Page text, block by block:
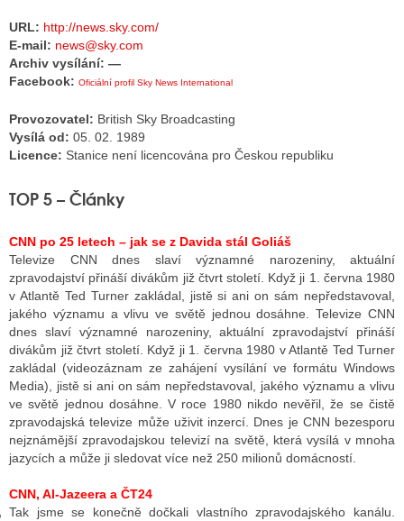
RÁDIA
STRÁNKY RÁDIÍ
STRÁNKY TV
TISK
STÁT BLOGEREM
BLOGERA
DISKUTÉRA NA RADIOTV
STARŠÍCH DISKUZÍ
URL: http://news.sky.com/
E-mail: news@sky.com
Archiv vysílání: —
Facebook: Oficiální profil Sky News International
Provozovatel: British Sky Broadcasting
Vysílá od: 05. 02. 1989
Licence: Stanice není licencována pro Českou republiku
TOP 5 – Články
CNN po 25 letech – jak se z Davida stál Goliáš
Televize CNN dnes slaví významné narozeniny, aktuální
zpravodajství přináší divákům již čtvrt století. Když ji 1. června 1980
v Atlantě Ted Turner zakládal, jistě si ani on sám nepředstavoval,
jakého významu a vlivu ve světě jednou dosáhne. Televize CNN
dnes slaví významné narozeniny, aktuální zpravodajství přináší
divákům již čtvrt století. Když ji 1. června 1980 v Atlantě Ted Turner
zakládal (videozáznam ze zahájení vysílání ve formátu Windows
Media), jistě si ani on sám nepředstavoval, jakého významu a vlivu
ve světě jednou dosáhne. V roce 1980 nikdo nevěřil, že se čistě
zpravodajská televize může uživit inzercí. Dnes je CNN bezesporu
nejznámější zpravodajskou televizí na světě, která vysílá v mnoha
jazycích a může ji sledovat více než 250 milionů domácností.
CNN, Al-Jazeera a ČT24
Tak jsme se konečně dočkali vlastního zpravodajského kanálu.